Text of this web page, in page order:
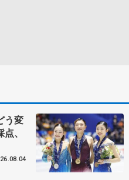
う変
、